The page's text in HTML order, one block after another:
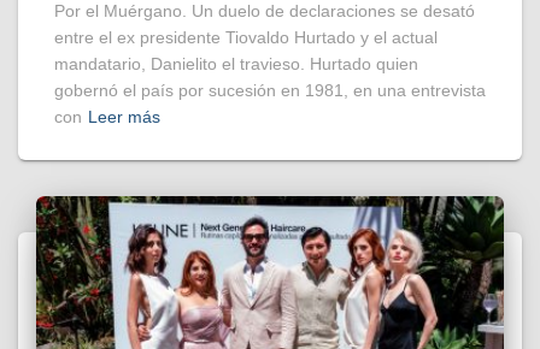
Por el Muérgano. Un duelo de declaraciones se desató
entre el ex presidente Tiovaldo Hurtado y el actual
mandatario, Danielito el travieso. Hurtado quien
gobernó el país por sucesión en 1981, en una entrevista
con Leer más